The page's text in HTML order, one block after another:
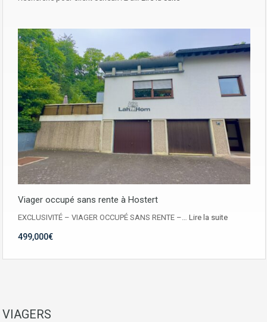
Viager occupé sans rente à Hostert
EXCLUSIVITÉ – VIAGER OCCUPÉ SANS RENTE –… Lire la suite
499,000€
VIAGERS